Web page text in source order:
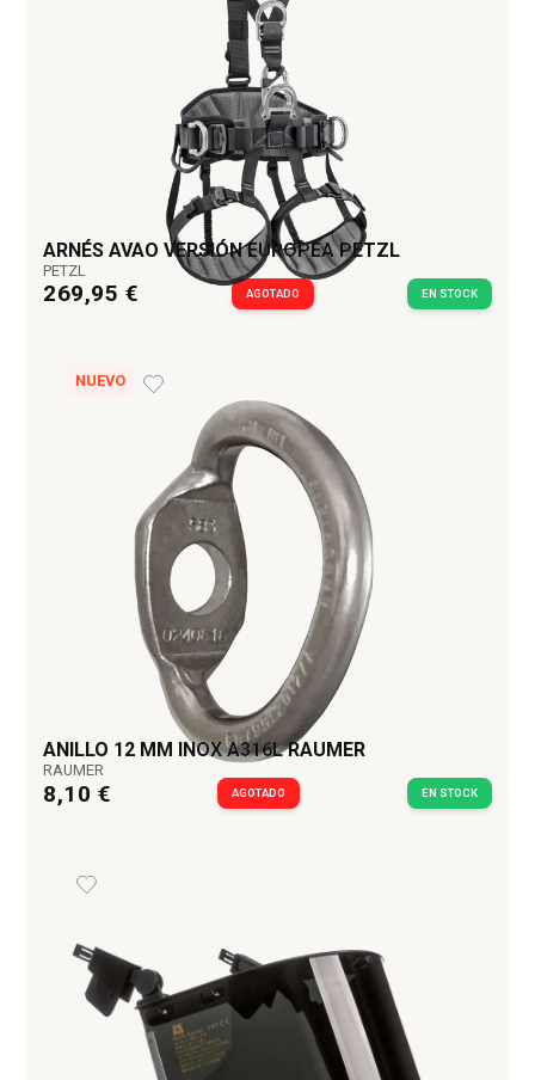
ARNÉS AVAO VERSIÓN EUROPEA PETZL
PETZL
269,95 € AGOTADO EN STOCK
NUEVO
ANILLO 12 MM INOX A316L RAUMER
RAUMER
8,10 € AGOTADO EN STOCK